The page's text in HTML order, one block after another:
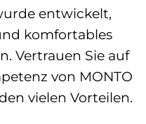
entwickelt,
komfortables
Vertrauen Sie auf
von MONTO
vielen Vorteilen.